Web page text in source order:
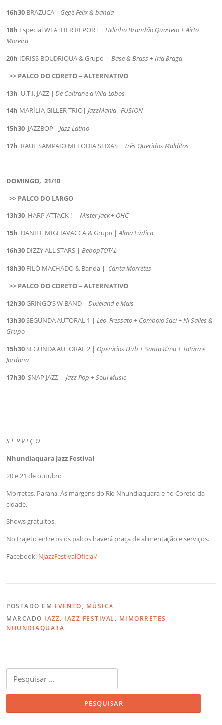
16h30 BRAZUCA | Gegê Felix & banda
18h Especial WEATHER REPORT |Helinho Brandão Quarteto + Airto
Moreira
20h IDRISS BOUDRIOUA & Grupo |Base & Brass + Iria Braga
>> PALCO DO CORETO – ALTERNATIVO
13h U.T.I. JAZZ | De Coltrane a Villa-Lobos
14h MARÍLIA GILLER TRIO|JazzMania FUSION
15h30 JAZZBOP |Jazz Latino
17h RAUL SAMPAIO MELODIA SEIXAS | Três Queridos Malditos
DOMINGO, 21/10
>> PALCO DO LARGO
13h30 HARP ATTACK ! |Mister Jack + OHC
15h DANIEL MIGLIAVACCA & Grupo |Alma Lúdica
16h30 DIZZY ALL STARS |BebopTOTAL
18h30 FILÓ MACHADO & Banda | Canta Morretes
>> PALCO DO CORETO – ALTERNATIVO
12h30GRINGO’S W BAND |Dixieland e Mais
13h30SEGUNDA AUTORAL 1 |Leo Fressato+ Comboio Saci + Ni Salles &
Grupo
15h30SEGUNDA AUTORAL 2 | Operários Dub + SantaRima + Tatára e
Jordana
17h30 SNAP JAZZ |Jazz Pop + Soul Music
S E R V I Ç O
Nhundiaquara Jazz Festival
20 e 21 de outubro
Morretes, Paraná. Às margens do Rio Nhundiaquara e no Coreto da
cidade.
Shows gratuitos.
No trajeto entre os os palcos haverá praça de alimentação e serviços.
Facebook: NJazzFestivalOficial/
POSTADO EM EVENTO, MÚSICA
MARCADOJAZZ,JAZZ FESTIVAL, MIMORRETES,
NHUNDIAQUARA
por: